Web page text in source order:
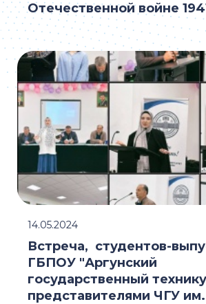
Отечественной войне
Встреча, студентов-
ГБПОУ "Аргунский
государственный
представителями ЧГУ
14.05.2024